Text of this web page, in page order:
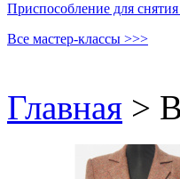
Приспособление для
Все мастер-классы >>>
Главная >